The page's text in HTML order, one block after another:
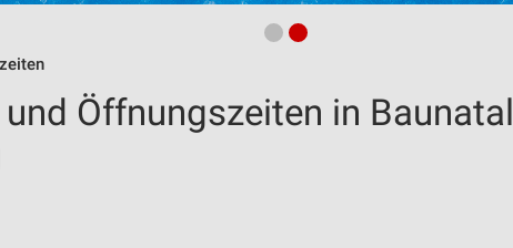
Öffnungszeiten in Baunatal